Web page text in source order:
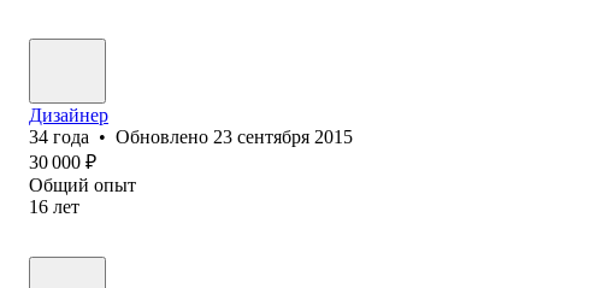
Дизайнер
34 года • Обновлено 23 сентября 2015
30 000 ₽
Общий опыт
16 лет